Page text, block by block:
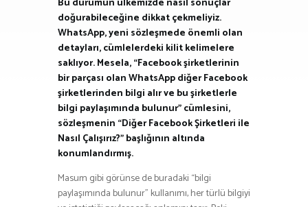
doğurabileceğine dikkat çekmeliyiz.
WhatsApp, yeni sözleşmede önemli olan
detayları, cümlelerdeki kilit kelimelere
saklıyor. Mesela, “Facebook şirketlerinin
bir parçası olan WhatsApp diğer Facebook
şirketlerinden bilgi alır ve bu şirketlerle
bilgi paylaşımında bulunur” cümlesini,
sözleşmenin “Diğer Facebook Şirketleri ile
Nasıl Çalışırız?” başlığının altında
konumlandırmış.
Masum gibi görünse de buradaki “bilgi
paylaşımında bulunur” kullanımı, her türlü bilgiyi